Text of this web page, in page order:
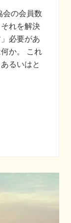
の会員数
れを解決
必要があ
か。 これ
るいはと